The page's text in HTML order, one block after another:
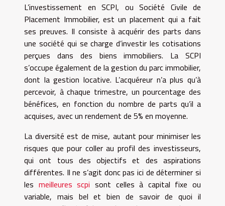
L’investissement en SCPI, ou Société Civile de
Placement Immobilier, est un placement qui a fait
ses preuves. Il consiste à acquérir des parts dans
une société qui se charge d’investir les cotisations
perçues dans des biens immobiliers. La SCPI
s’occupe également de la gestion du parc immobilier,
dont la gestion locative. L’acquéreur n’a plus qu’à
percevoir, à chaque trimestre, un pourcentage des
bénéfices, en fonction du nombre de parts qu’il a
acquises, avec un rendement de 5% en moyenne.
La diversité est de mise, autant pour minimiser les
risques que pour coller au profil des investisseurs,
qui ont tous des objectifs et des aspirations
différentes. Il ne s’agit donc pas ici de déterminer si
les meilleures scpi sont celles à capital fixe ou
variable, mais bel et bien de savoir de quoi il